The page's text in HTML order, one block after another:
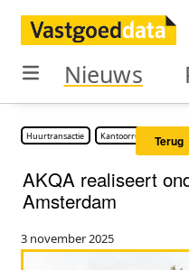
Nieuws
Huurtransactie KantoorruimteTerug
AKQA realiseert
Amsterdam
3 november 2025